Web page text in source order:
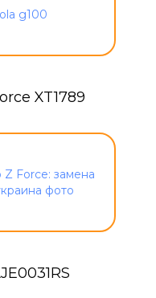
XT1789